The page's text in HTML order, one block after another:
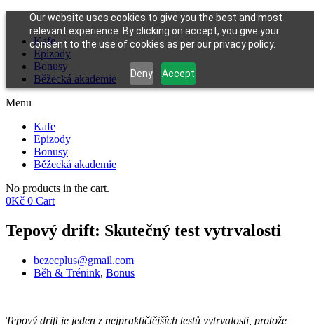
Our website uses cookies to give you the best and most
relevant experience. By clicking on accept, you give your
consent to the use of cookies as per our privacy policy.
Deny Accept
Kafe
Epizody
Bonusy
Běžecká akademie
Menu
Kafe
Epizody
Bonusy
Běžecká akademie
No products in the cart.
0Kč 0 Cart
Tepový drift: Skutečný test vytrvalosti
bezecplus@gmail.com
Běh & Trénink, Bonus
Tepový drift je jeden z nejpraktičtějších testů vytrvalosti, protože